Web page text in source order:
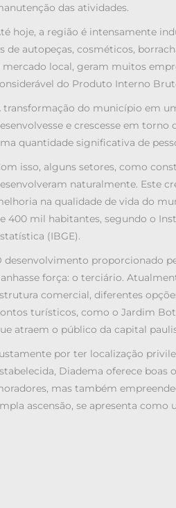
das atividades.
hoje, a região é intensamente
de autopeças, cosméticos,
mercado local, geram muitos
do Produto Interno
transformação do município em
e crescesse em torno
quantidade significativa de
isso, alguns setores, como
naturalmente. Este
na qualidade de vida do
400 mil habitantes, segundo o
(IBGE).
desenvolvimento proporcionado
força: o terciário.
comercial, diferentes
turísticos, como o Jardim
atraem o público da capital
por ter localização
Diadema oferece boas
mas também
ascensão, se apresenta